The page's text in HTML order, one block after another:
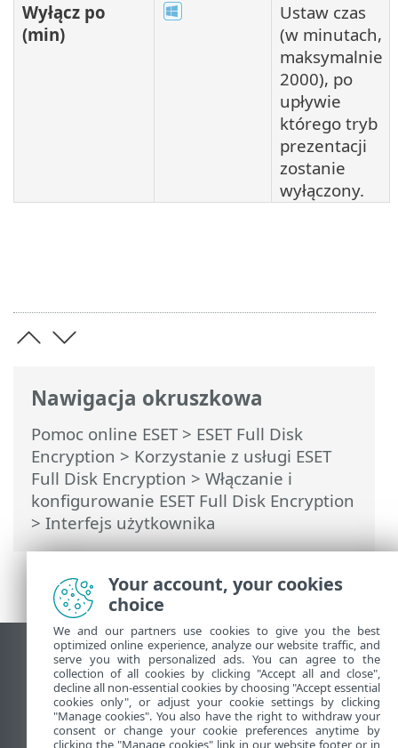
Nawigacja okruszkowa
Pomoc online ESET> ESET Full Disk
Encryption > Korzystanie z usługi ESET
Full Disk Encryption > Włączanie i
konfigurowanie ESET Full Disk Encryption
> Interfejs użytkownika
Wyłącz po
(min)
Ustaw czas
(w minutach,
maksymalnie
2000), po
upływie
którego tryb
prezentacji
zostanie
wyłączony.
Wyświetl witrynę internetową dla
komputerów
End of Life
Baza wiedzy ESET
Your account, your cookies
choice
We and our partners use cookies to give you the best
optimized online experience, analyze our website traffic, and
serve you with personalized ads. You can agree to the
collection of all cookies by clicking "Accept all and close",
decline all non-essential cookies by choosing "Accept essential
cookies only", or adjust your cookie settings by clicking
"Manage cookies". You also have the right to withdraw your
consent or change your cookie preferences anytime by
clicking the "Manage cookies" link in our website footer or in